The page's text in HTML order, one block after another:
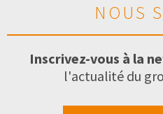
NOUS
Inscrivez-vous à la
l'actualité du